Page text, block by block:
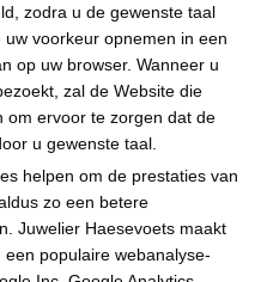
zodra u de gewenste taal
voorkeur opnemen in een
op uw browser. Wanneer u
zal de Website die
om ervoor te zorgen dat de
u gewenste taal.
helpen om de prestaties van
zo een betere
Juwelier Haesevoets maakt
populaire webanalyse-